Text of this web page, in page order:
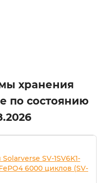
хранения
по состоянию
SV-1SV6K1-
6000 циклов (SV-